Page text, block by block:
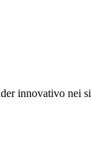
innovativo nei